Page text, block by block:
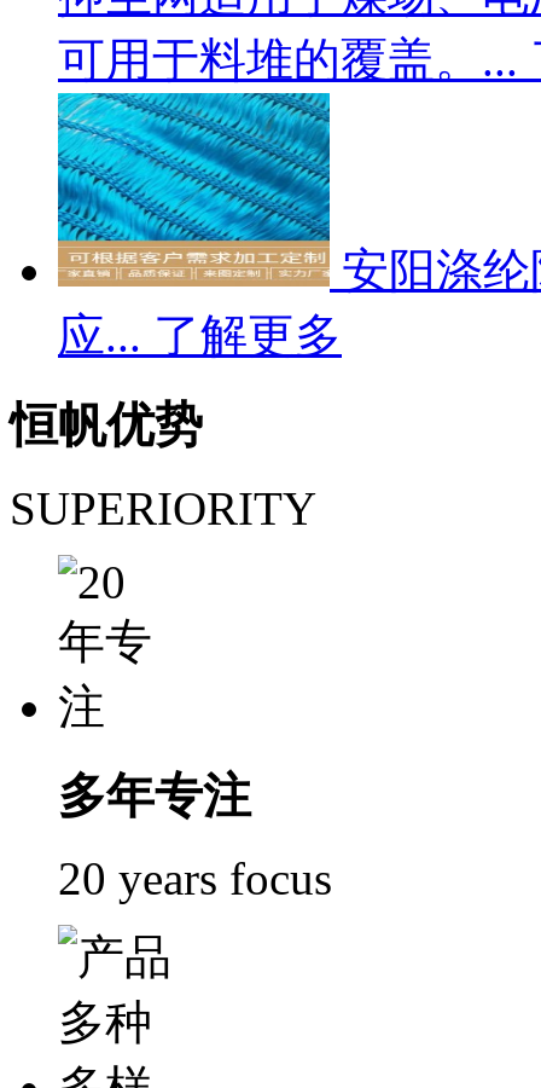
可用于料堆的覆盖。...
安阳涤
应... 了解更多
恒帆优势
SUPERIORITY
多年专注
20 years focus